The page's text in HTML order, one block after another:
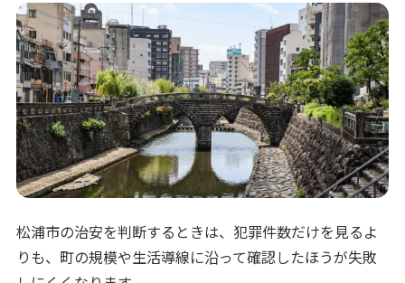
松浦市の治安を判断するときは、犯罪件数だけを見るよ
りも、町の規模や生活導線に沿って確認したほうが失敗